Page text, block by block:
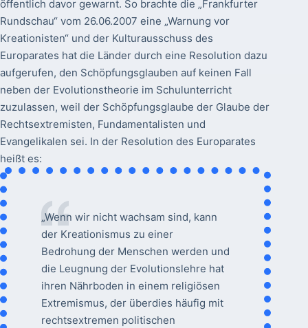
öffentlich davor gewarnt. So brachte die „Frankfurter
Rundschau“ vom 26.06.2007 eine „Warnung vor
Kreationisten“ und der Kulturausschuss des
Europarates hat die Länder durch eine Resolution dazu
aufgerufen, den Schöpfungsglauben auf keinen Fall
neben der Evolutionstheorie im Schulunterricht
zuzulassen, weil der Schöpfungsglaube der Glaube der
Rechtsextremisten, Fundamentalisten und
Evangelikalen sei. In der Resolution des Europarates
heißt es:
„Wenn wir nicht wachsam sind, kann
der Kreationismus zu einer
Bedrohung der Menschen werden und
die Leugnung der Evolutionslehre hat
ihren Nährboden in einem religiösen
Extremismus, der überdies häufig mit
rechtsextremen politischen